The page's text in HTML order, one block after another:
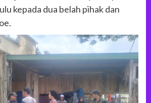
kepada dua belah pihak dan